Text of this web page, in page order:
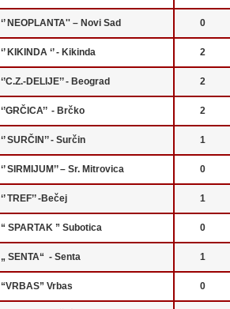
‘’ NEOPLANTA'' – Novi Sad 0
‘’ KIKINDA ‘’ - Kikinda 2
‘’C.Z.-DELIJE’’ - Beograd 2
‘’GRČICA’’ - Brčko 2
‘’ SURČIN’’ - Surčin 1
‘’ SIRMIJUM’’ – Sr. Mitrovica 0
‘’ TREF’’ -Bečej 1
“ SPARTAK ” Subotica 0
„ SENTA“ - Senta 1
“VRBAS” Vrbas 0